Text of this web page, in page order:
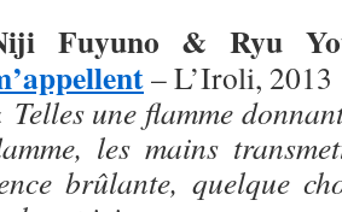
Fuyuno & Ryu
– L’Iroli, 2013
Telles une flamme
les mains
brûlante, quelque